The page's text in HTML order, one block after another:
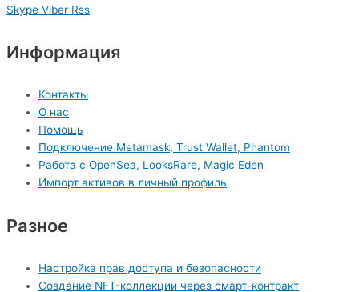
Skype Viber Rss
Информация
Контакты
О нас
Помощь
Подключение Metamask, Trust Wallet, Phantom
Работа с OpenSea, LooksRare, Magic Eden
Импорт активов в личный профиль
Разное
Настройка прав доступа и безопасности
Создание NFT-коллекции через смарт-контракт